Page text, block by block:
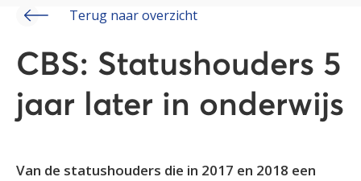
Terug naar overzicht
CBS: Statushouders 5
jaar later in onderwijs
Van de statushouders die in 2017 en 2018 een